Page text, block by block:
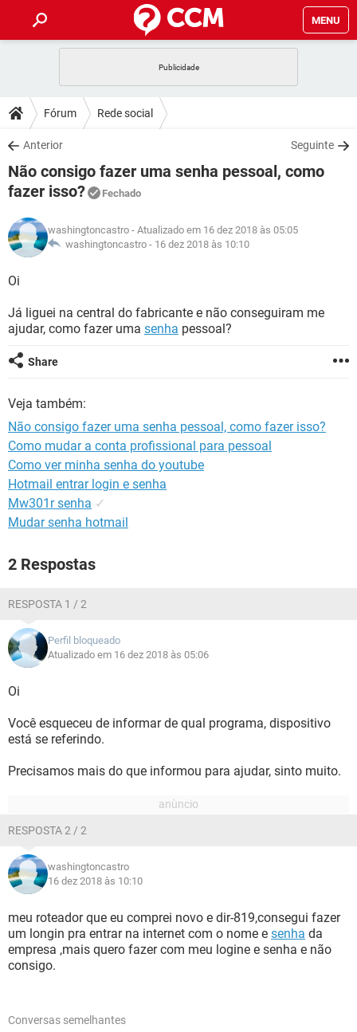
MENU
CELULAR
OUTLOOK
INSTAGRAM GMAIL
GUIA DE COMPRAS
DICAS
JOGOS
OUTLOOK
GUIA DE COMPRAS
DOWNLOADS
JOGOS WHATSAPP
CELULAR
OUTLOOK EXCEL
INSTAGRAM
GUIA DE COMPRAS
FÓRUM
CELULAR FACEBOOK
GUIA DE COMPRAS
GLOSSÁRIO
JOGOS
CELULAR
OUTLOOK EXCEL
INSTAGRAM GMAIL
GUIA DE COMPRAS
Fórum Rede social
Anterior Seguinte
Não consigo fazer uma senha pessoal, como
fazer isso?
Fechado
washingtoncastro - Atualizado em 16 dez 2018 às 05:05
washingtoncastro - 16 dez 2018 às 10:10
Oi
Já liguei na central do fabricante e não conseguiram me
ajudar, como fazer uma senha pessoal?
Share
Veja também:
Não consigo fazer uma senha pessoal, como fazer isso?
Como mudar a conta profissional para pessoal
Como ver minha senha do youtube
Hotmail entrar login e senha
Mw301r senha ✓
Mudar senha hotmail
2 Respostas
RESPOSTA 1 / 2
Perfil bloqueado
Atualizado em 16 dez 2018 às 05:06
Oi
Você esqueceu de informar de qual programa, dispositivo
está se referindo.
Precisamos mais do que informou para ajudar, sinto muito.
RESPOSTA 2 / 2
washingtoncastro
16 dez 2018 às 10:10
meu roteador que eu comprei novo e dir-819,consegui fazer
um longin pra entrar na internet com o nome e senha da
empresa ,mais quero fazer com meu logine e senha e não
consigo.
Conversas semelhantes